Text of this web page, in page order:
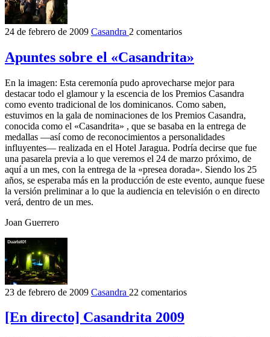
24 de febrero de 2009 Casandra 2 comentarios
Apuntes sobre el «Casandrita»
En la imagen: Esta ceremonía pudo aprovecharse mejor para
destacar todo el glamour y la escencia de los Premios Casandra
como evento tradicional de los dominicanos. Como saben,
estuvimos en la gala de nominaciones de los Premios Casandra,
conocida como el «Casandrita» , que se basaba en la entrega de
medallas —así como de reconocimientos a personalidades
influyentes— realizada en el Hotel Jaragua. Podría decirse que fue
una pasarela previa a lo que veremos el 24 de marzo próximo, de
aquí a un mes, con la entrega de la «presea dorada». Siendo los 25
años, se esperaba más en la producción de este evento, aunque fuese
la versión preliminar a lo que la audiencia en televisión o en directo
verá, dentro de un mes.
Joan Guerrero
23 de febrero de 2009 Casandra 22 comentarios
[En directo] Casandrita 2009